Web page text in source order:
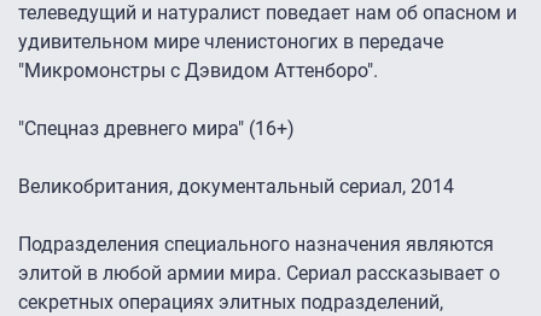
телеведущий и натуралист поведает нам об опасном и
удивительном мире членистоногих в передаче
"Микромонстры с Дэвидом Аттенборо".
"Спецназ древнего мира" (16+)
Великобритания, документальный сериал, 2014
Подразделения специального назначения являются
элитой в любой армии мира. Сериал рассказывает о
секретных операциях элитных подразделений,